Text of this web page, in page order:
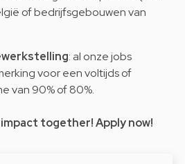
of bedrijfsgebouwen van
: al onze jobs
voor een voltijds of
van 90% of 80%.
together! Apply now!